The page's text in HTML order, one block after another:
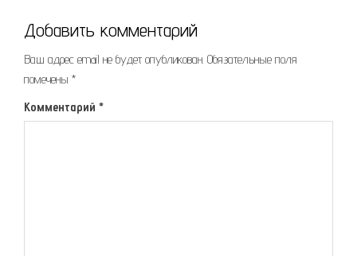
Добавить комментарий
Ваш адрес email не будет опубликован. Обязательные поля
помечены *
Комментарий *